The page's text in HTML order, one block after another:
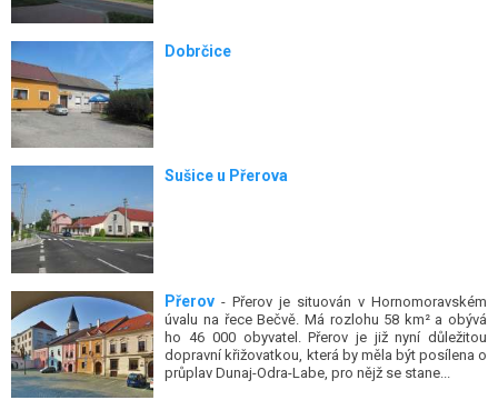
Dobrčice
Sušice u Přerova
Přerov - Přerov je situován v Hornomoravském
úvalu na řece Bečvě. Má rozlohu 58 km² a obývá
ho 46 000 obyvatel. Přerov je již nyní důležitou
dopravní křižovatkou, která by měla být posílena o
průplav Dunaj-Odra-Labe, pro nějž se stane...